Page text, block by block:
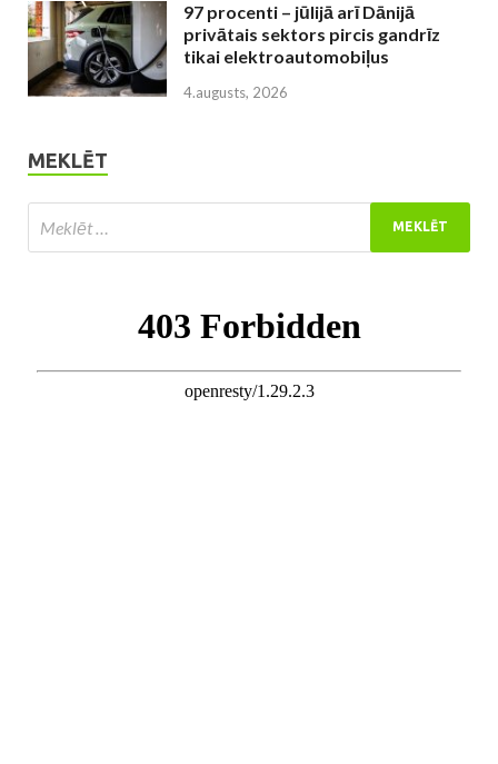
97 procenti – jūlijā arī Dānijā
privātais sektors pircis gandrīz
tikai elektroautomobiļus
4.augusts, 2026
MEKLĒT